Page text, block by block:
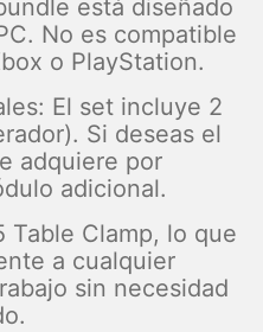
está diseñado
No es compatible
o PlayStation.
El set incluye 2
Si deseas el
adquiere por
adicional.
Table Clamp, lo que
a cualquier
sin necesidad